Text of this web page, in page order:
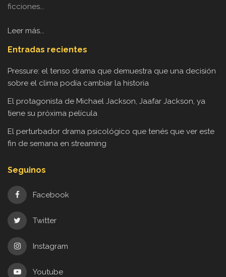
ficciones...
Leer más...
Entradas recientes
Pressure: el tenso drama que demuestra que una decisión
sobre el clima podía cambiar la historia
El protagonista de Michael Jackson, Jaafar Jackson, ya
tiene su próxima película
El perturbador drama psicológico que tenés que ver este
fin de semana en streaming
Seguinos
Facebook
Twitter
Instagram
Youtube